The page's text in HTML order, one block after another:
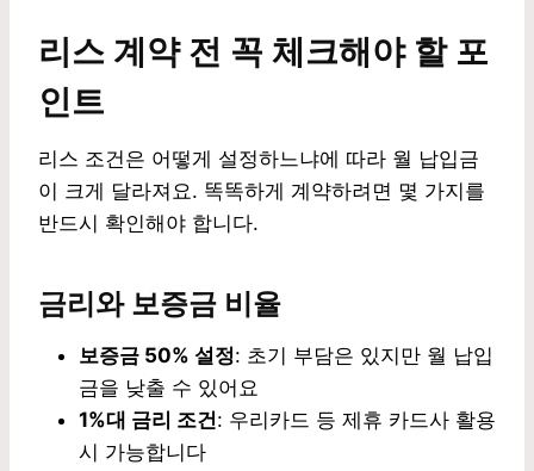
리스 계약 전 꼭 체크해야 할 포
인트
리스 조건은 어떻게 설정하느냐에 따라 월 납입금
이 크게 달라져요. 똑똑하게 계약하려면 몇 가지를
반드시 확인해야 합니다.
금리와 보증금 비율
보증금 50% 설정: 초기 부담은 있지만 월 납입
금을 낮출 수 있어요
1%대 금리 조건: 우리카드 등 제휴 카드사 활용
시 가능합니다